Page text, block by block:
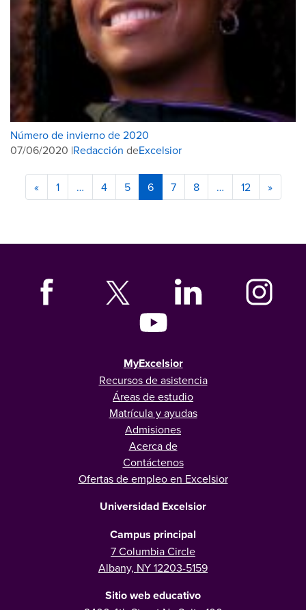
Número de invierno de 2020
07/06/2020 |Redacción deExcelsior
« 1 … 4 5 6 7 8 … 12 »
MyExcelsior
Recursos de asistencia
Áreas de estudio
Matrícula y ayudas
Admisiones
Acerca de
Contáctenos
Ofertas de empleo en Excelsior
Universidad Excelsior
Campus principal
7 Columbia Circle
Albany, NY 12203-5159
Sitio web educativo